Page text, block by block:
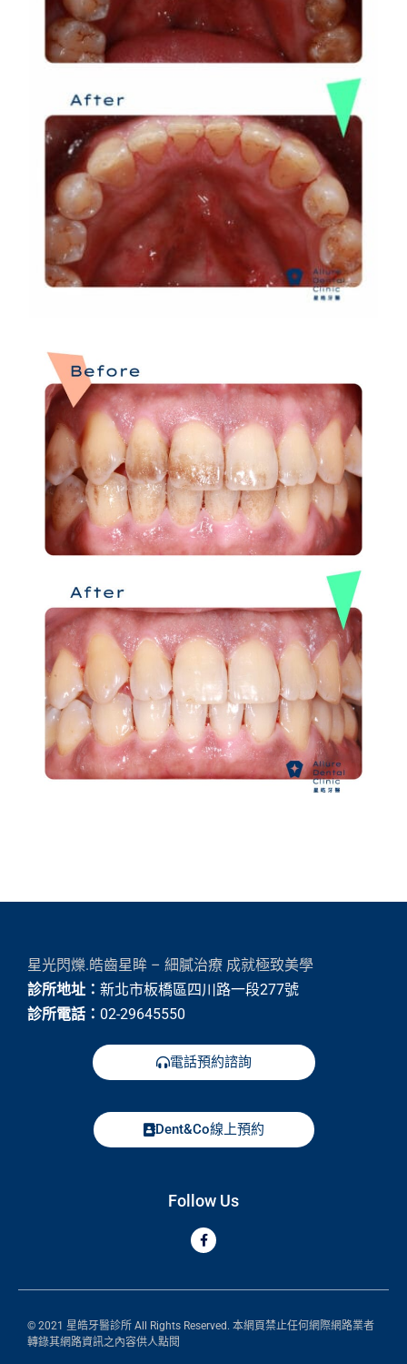
星光閃爍.皓齒星眸 – 細膩治療 成就極致美學
診所地址： 新北市板橋區四川路一段277號
診所電話： 02-29645550
電話預約諮詢
Dent&Co線上預約
Follow Us
© 2021 星皓牙醫診所 All Rights Reserved. 本網頁禁止任何網際網路業者
轉錄其網路資訊之內容供人點閱